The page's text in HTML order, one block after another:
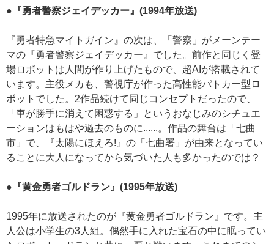
●『勇者警察ジェイデッカー』(1994年放送)
『勇者特急マイトガイン』の次は、「警察」がメーンテー
マの『勇者警察ジェイデッカー』でした。前作と同じく登
場ロボットは人間が作り上げたもので、超AIが搭載されて
います。主役メカも、警視庁が作った高性能パトカー型ロ
ボットでした。2作品続けて同じコンセプトだったので、
「車が勝手に消えて困惑する」というおなじみのシチュエ
ーションはもはや過去のものに......。作品の舞台は「七曲
市」で、『太陽にほえろ!』の「七曲署」が由来となってい
ることに大人になってから気づいた人も多かったのでは？
●『黄金勇者ゴルドラン』(1995年放送)
1995年に放送されたのが『黄金勇者ゴルドラン』です。主
人公は小学生の3人組。偶然手に入れた宝石の中に眠ってい